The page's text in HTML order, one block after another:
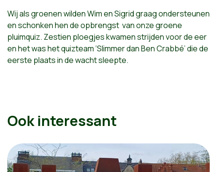
Wij als groenen wilden Wim en Sigrid graag ondersteunen
en schonken hen de opbrengst van onze groene
pluimquiz. Zestien ploegjes kwamen strijden voor de eer
en het was het quizteam ‘Slimmer dan Ben Crabbé’ die de
eerste plaats in de wacht sleepte.
Ook interessant